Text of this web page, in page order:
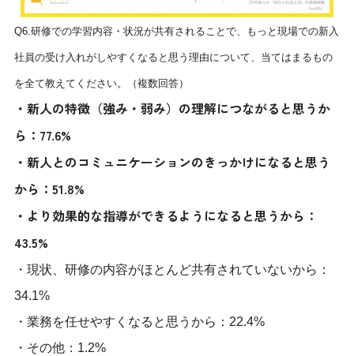
Q6.研修での学習内容・状況が共有されることで、もっと現場での新入
社員の受け入れがしやすくなると思う理由について、当てはまるもの
を全て教えてください。（複数回答）
・新人の特徴（強み・弱み）の理解につながると思うか
ら：77.6%
・新人とのコミュニケーションのきっかけになると思う
から：51.8%
・より効果的な指導ができるようになると思うから：
43.5%
・現状、研修の内容がほとんど共有されていないから：
34.1%
・業務を任せやすくなると思うから：22.4%
・その他：1.2%